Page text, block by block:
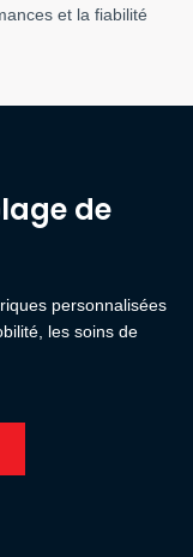
et la fiabilité
de
personnalisées
les soins de